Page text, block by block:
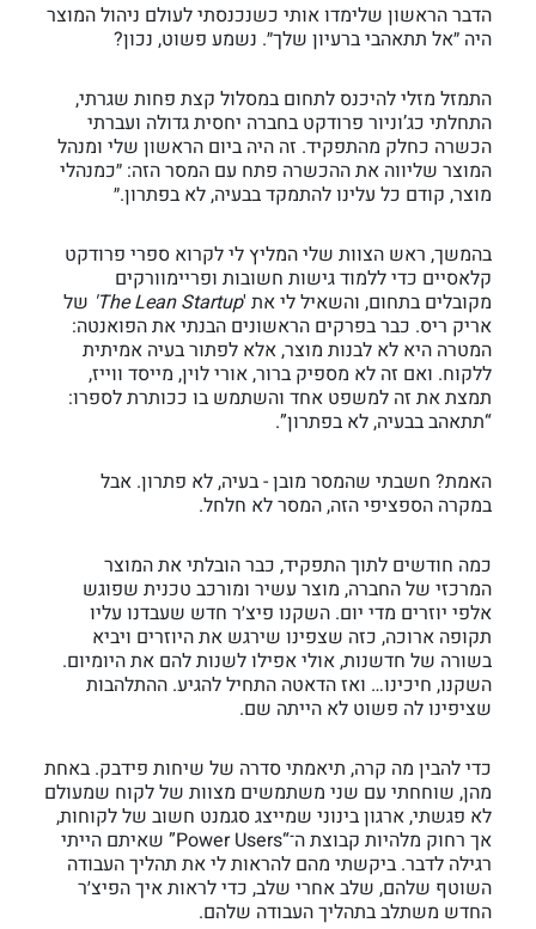
הדבר הראשון שלימדו אותי כשנכנסתי לעולם ניהול המוצר
היה ״אל תתאהבי ברעיון שלך״. נשמע פשוט, נכון?
התמזל מזלי להיכנס לתחום במסלול קצת פחות שגרתי,
התחלתי כג’וניור פרודקט בחברה יחסית גדולה ועברתי
הכשרה כחלק מהתפקיד. זה היה ביום הראשון שלי ומנהל
המוצר שליווה את ההכשרה פתח עם המסר הזה: ״כמנהלי
מוצר, קודם כל עלינו להתמקד בבעיה, לא בפתרון.״
בהמשך, ראש הצוות שלי המליץ לי לקרוא ספרי פרודקט
קלאסיים כדי ללמוד גישות חשובות ופריימוורקים
מקובלים בתחום, והשאיל לי את 'The Lean Startup' של
אריק ריס. כבר בפרקים הראשונים הבנתי את הפואנטה:
המטרה היא לא לבנות מוצר, אלא לפתור בעיה אמיתית
ללקוח. ואם זה לא מספיק ברור, אורי לוין, מייסד ווייז,
תמצת את זה למשפט אחד והשתמש בו ככותרת לספרו:
“תתאהב בבעיה, לא בפתרון”.
האמת? חשבתי שהמסר מובן - בעיה, לא פתרון. אבל
במקרה הספציפי הזה, המסר לא חלחל.
כמה חודשים לתוך התפקיד, כבר הובלתי את המוצר
המרכזי של החברה, מוצר עשיר ומורכב טכנית שפוגש
אלפי יוזרים מדי יום. השקנו פיצ׳ר חדש שעבדנו עליו
תקופה ארוכה, כזה שצפינו שירגש את היוזרים ויביא
בשורה של חדשנות, אולי אפילו לשנות להם את היומיום.
השקנו, חיכינו… ואז הדאטה התחיל להגיע. ההתלהבות
שציפינו לה פשוט לא הייתה שם.
כדי להבין מה קרה, תיאמתי סדרה של שיחות פידבק. באחת
מהן, שוחחתי עם שני משתמשים מצוות של לקוח שמעולם
לא פגשתי, ארגון בינוני שמייצג סגמנט חשוב של לקוחות,
אך רחוק מלהיות קבוצת ה־“Power Users” שאיתם הייתי
רגילה לדבר. ביקשתי מהם להראות לי את תהליך העבודה
השוטף שלהם, שלב אחרי שלב, כדי לראות איך הפיצ׳ר
החדש משתלב בתהליך העבודה שלהם.